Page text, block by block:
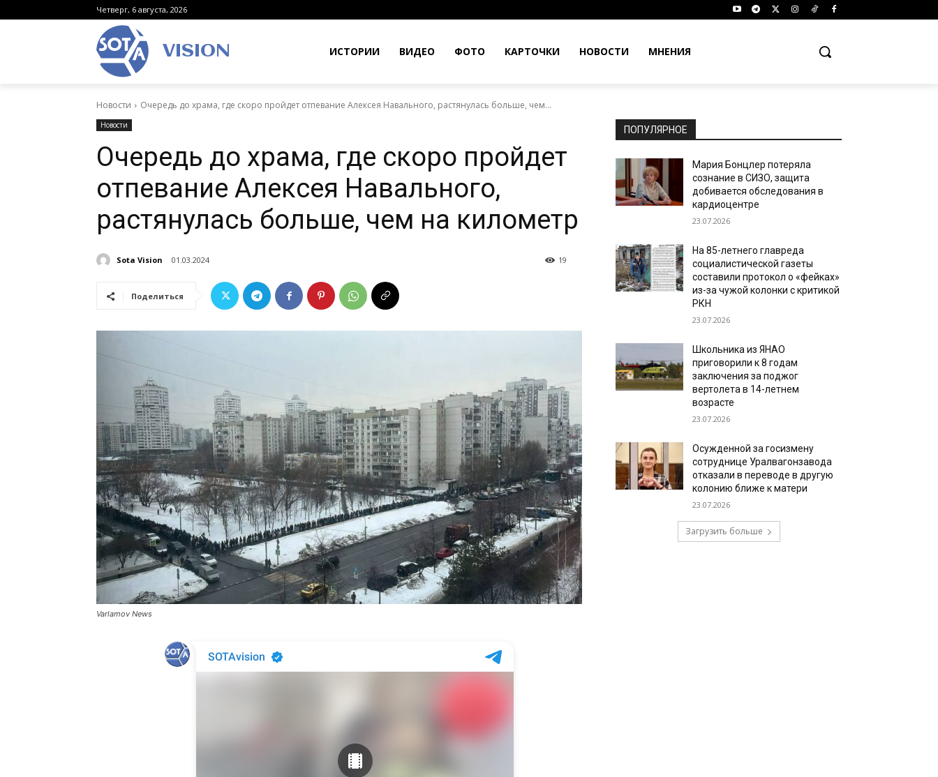
Четверг, 6 августа, 2026
VISION ИСТОРИИ ВИДЕО ФОТО КАРТОЧКИ НОВОСТИ МНЕНИЯ
Новости Очередь до храма, где скоро пройдет отпевание Алексея Навального, растянулась больше, чем...
Новости
Очередь до храма, где скоро пройдет
отпевание Алексея Навального,
растянулась больше, чем на километр
Sota Vision 01.03.2024 19
Поделиться
Varlamov News
ПОПУЛЯРНОЕ
Мария Бонцлер потеряла
сознание в СИЗО, защита
добивается обследования в
кардиоцентре
23.07.2026
На 85-летнего главреда
социалистической газеты
составили протокол о «фейках»
из-за чужой колонки с критикой
РКН
23.07.2026
Школьника из ЯНАО
приговорили к 8 годам
заключения за поджог
вертолета в 14-летнем
возрасте
23.07.2026
Осужденной за госизмену
сотруднице Уралвагонзавода
отказали в переводе в другую
колонию ближе к матери
23.07.2026
Загрузить больше